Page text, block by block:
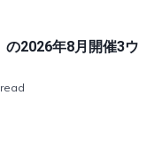
2026年8月開催3ウ